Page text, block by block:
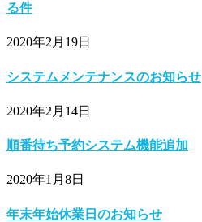
る件
2020年2月19日
システムメンテナンスのお知らせ
2020年2月14日
順番待ち予約システム機能追加
2020年1月8日
年末年始休業日のお知らせ